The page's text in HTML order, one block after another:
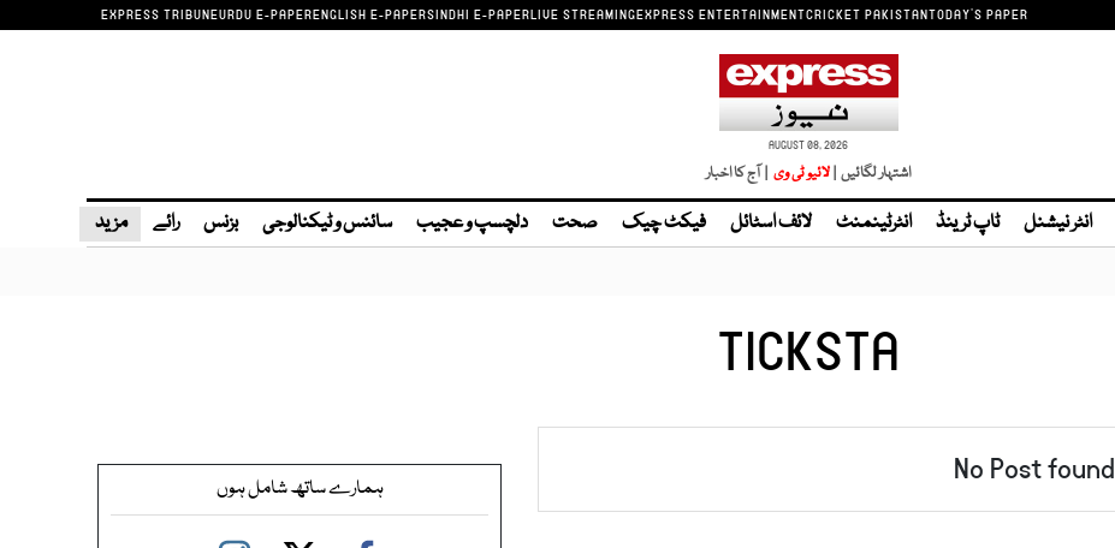
EXPRESS TRIBUNEURDU E-PAPERENGLISH E-PAPERSINDHI E-PAPERLIVE STREAMINGEXPRESS ENTERTAINMENTCRICKET PAKISTANTODAY'S PAPER
AUGUST 08, 2026
اشتہار لگائیں | | آج کا اخبار
انٹر نیشنل ٹاپ ٹرینڈ انٹرٹینمنٹ لائف اسٹائل فیکٹ چیک صحت دلچسپ و عجیب سائنس و ٹیکنالوجی بزنس رائے مزید
TICKSTA
No Post found ہمارے ساتھ شامل ہوں